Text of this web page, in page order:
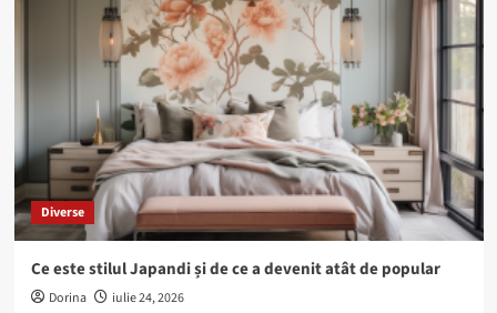
Diverse
Ce este stilul Japandi și de ce a devenit atât de popular
Dorina iulie 24, 2026